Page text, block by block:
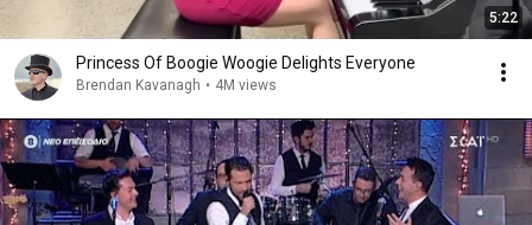
5:22
Princess Of Boogie Woogie Delights Everyone
Brendan Kavanagh • 4M views